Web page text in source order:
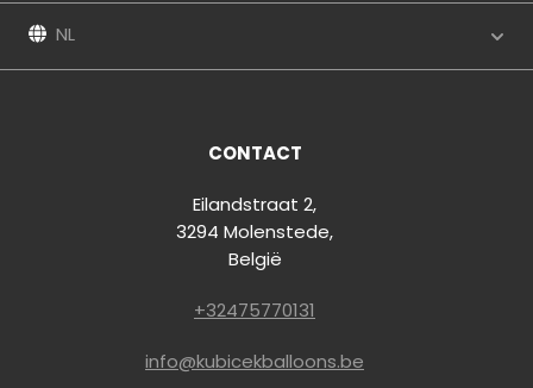
NL
CONTACT
Eilandstraat 2,
3294 Molenstede,
België
+32475770131
info@kubicekballoons.be